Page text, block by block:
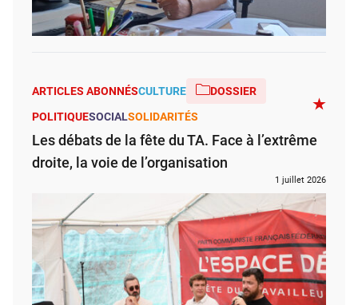
ARTICLES ABONNÉSCULTURE
DOSSIER
POLITIQUESOCIALSOLIDARITÉS
Les débats de la fête du TA. Face à l’extrême
droite, la voie de l’organisation
1 juillet 2026